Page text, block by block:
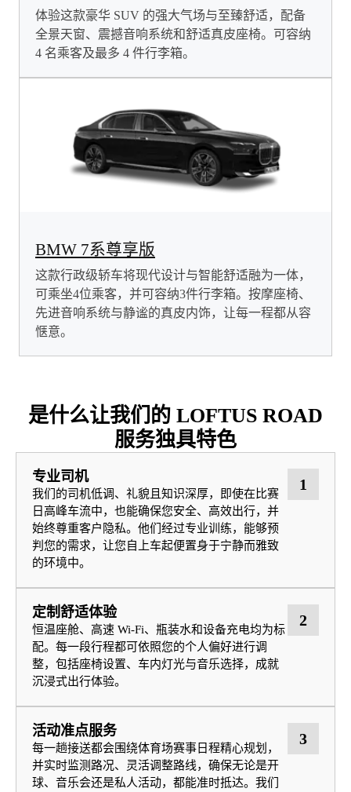
体验这款豪华 SUV 的强大气场与至臻舒适，配备
全景天窗、震撼音响系统和舒适真皮座椅。可容纳
4 名乘客及最多 4 件行李箱。
BMW 7系尊享版
这款行政级轿车将现代设计与智能舒适融为一体，
可乘坐4位乘客，并可容纳3件行李箱。按摩座椅、
先进音响系统与静谧的真皮内饰，让每一程都从容
惬意。
是什么让我们的 LOFTUS ROAD
服务独具特色
专业司机
我们的司机低调、礼貌且知识深厚，即使在比赛
日高峰车流中，也能确保您安全、高效出行，并
始终尊重客户隐私。他们经过专业训练，能够预
判您的需求，让您自上车起便置身于宁静而雅致
的环境中。
1
定制舒适体验
恒温座舱、高速 Wi‑Fi、瓶装水和设备充电均为标
配。每一段行程都可依照您的个人偏好进行调
整，包括座椅设置、车内灯光与音乐选择，成就
沉浸式出行体验。
2
活动准点服务
每一趟接送都会围绕体育场赛事日程精心规划，
并实时监测路况、灵活调整路线，确保无论是开
球、音乐会还是私人活动，都能准时抵达。我们
3